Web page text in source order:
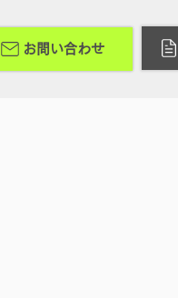
お問い合わせ